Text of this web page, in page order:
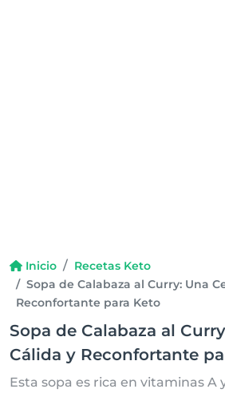
Inicio
Recetas Keto
Sopa de Calabaza al Curry: Una
Reconfortante para Keto
Sopa de Calabaza al
Cálida y Reconfortante
Esta sopa es rica en vitaminas A